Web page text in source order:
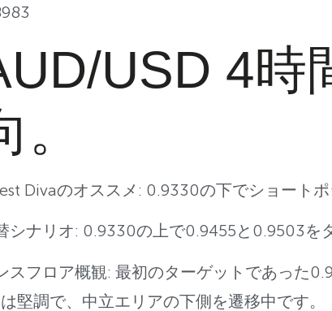
USD 4時
。
Divaのオススメ: 0.9330の下でショート
シナリオ: 0.9330の上で0.9455と0.9503を
スフロア概観: 最初のターゲットであった
は堅調で、中立エリアの下側を遷移中です。